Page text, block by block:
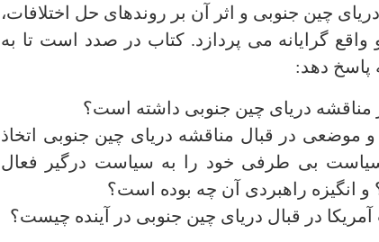
چین جنوبی و اثر آن بر روندهای حل اختلافات،
واقع ­گرایانه می­ پردازد. کتاب در صدد است تا به
پاسخ دهد:
مناقشه دریای چین جنوبی داشته ­است؟
موضعی در قبال مناقشه دریای چین جنوبی اتخاذ
بی­ طرفی خود را به سیاست درگیر فعال
و انگیزه راهبردی آن چه بوده ­است؟
در قبال دریای چین جنوبی در آینده چیست؟